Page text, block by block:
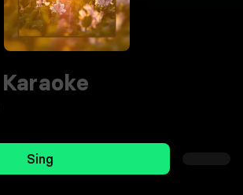
Karaoke
Sing